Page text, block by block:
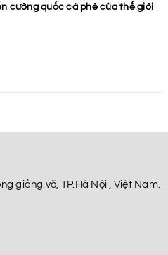
cường quốc cà phê của thế giới
giảng võ, TP.Hà Nội , Việt Nam.